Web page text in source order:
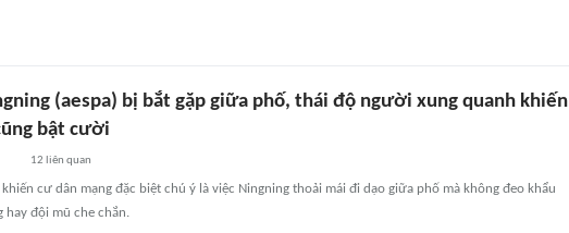
(aespa) bị bắt gặp giữa phố, thái độ người xung quanh khiến
bật cười
12 liên quan
cư dân mạng đặc biệt chú ý là việc Ningning thoải mái đi dạo giữa phố mà không đeo khẩu
hay đội mũ che chắn.